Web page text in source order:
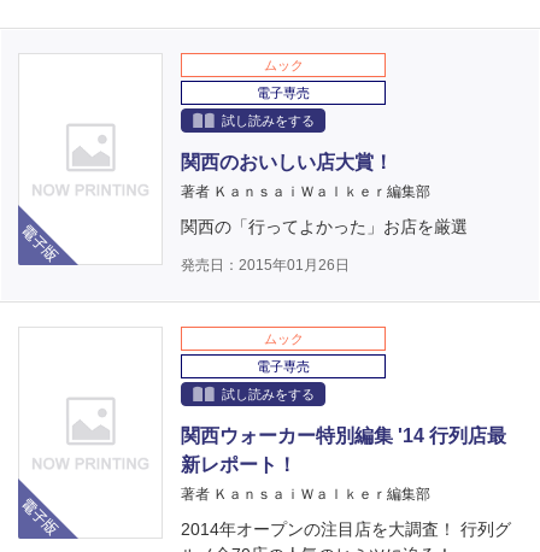
ムック
電子専売
試し読みをする
関西のおいしい店大賞！
著者 ＫａｎｓａｉＷａｌｋｅｒ編集部
関西の「行ってよかった」お店を厳選
発売日：2015年01月26日
ムック
電子専売
試し読みをする
関西ウォーカー特別編集 '14 行列店最
新レポート！
著者 ＫａｎｓａｉＷａｌｋｅｒ編集部
2014年オープンの注目店を大調査！ 行列グ